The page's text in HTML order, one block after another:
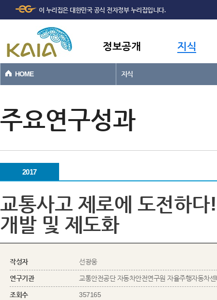
본문바로가기
이 누리집은 대한민국 공식 전자정부 누리집입니다.
정보공개 지식
HOME 지식
주요연구성과
2017
교통사고 제로에 도전하
개발 및 제도화
작성자 선광웅
연구기관 교통안전공단 자동차안전연구원 자율주행자동차센
조회수 357165